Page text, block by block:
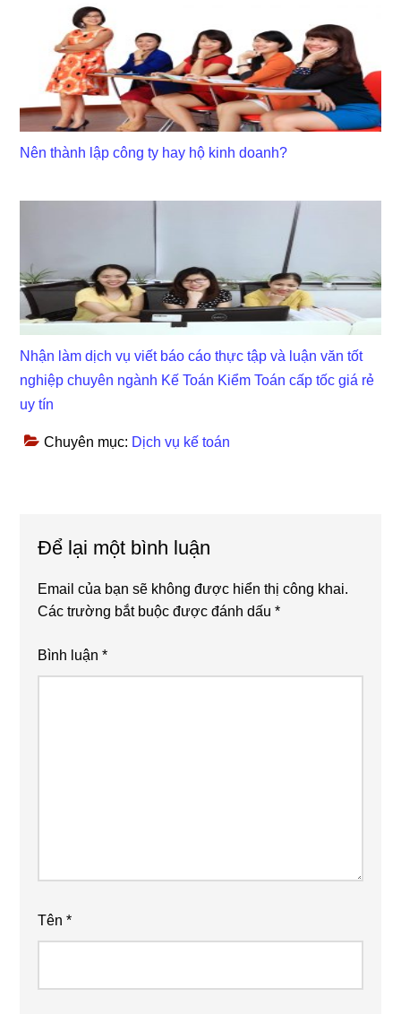
Nên thành lập công ty hay hộ kinh doanh?
Nhận làm dịch vụ viết báo cáo thực tập và luận văn tốt
nghiệp chuyên ngành Kế Toán Kiểm Toán cấp tốc giá rẻ
uy tín
Chuyên mục: Dịch vụ kế toán
Interactions
Để lại một bình luận
Email của bạn sẽ không được hiển thị công khai.
Các trường bắt buộc được đánh dấu*
Bình luận*
Tên*